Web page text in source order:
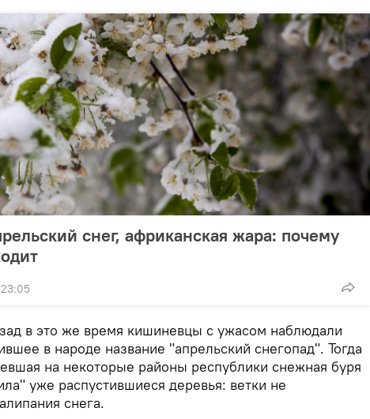
снег, африканская жара: почему
в это же время кишиневцы с ужасом наблюдали
в народе название "апрельский снегопад". Тогда
на некоторые районы республики снежная буря
уже распустившиеся деревья: ветки не
снега.